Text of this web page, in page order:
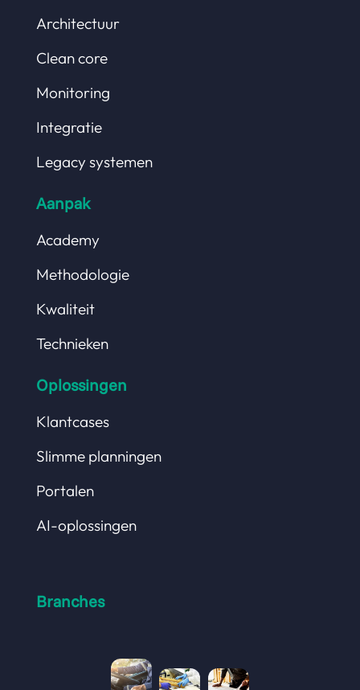
Architectuur
Clean core
Monitoring
Integratie
Legacy systemen
Aanpak
Academy
Methodologie
Kwaliteit
Technieken
Oplossingen
Klantcases
Slimme planningen
Portalen
AI-oplossingen
Branches